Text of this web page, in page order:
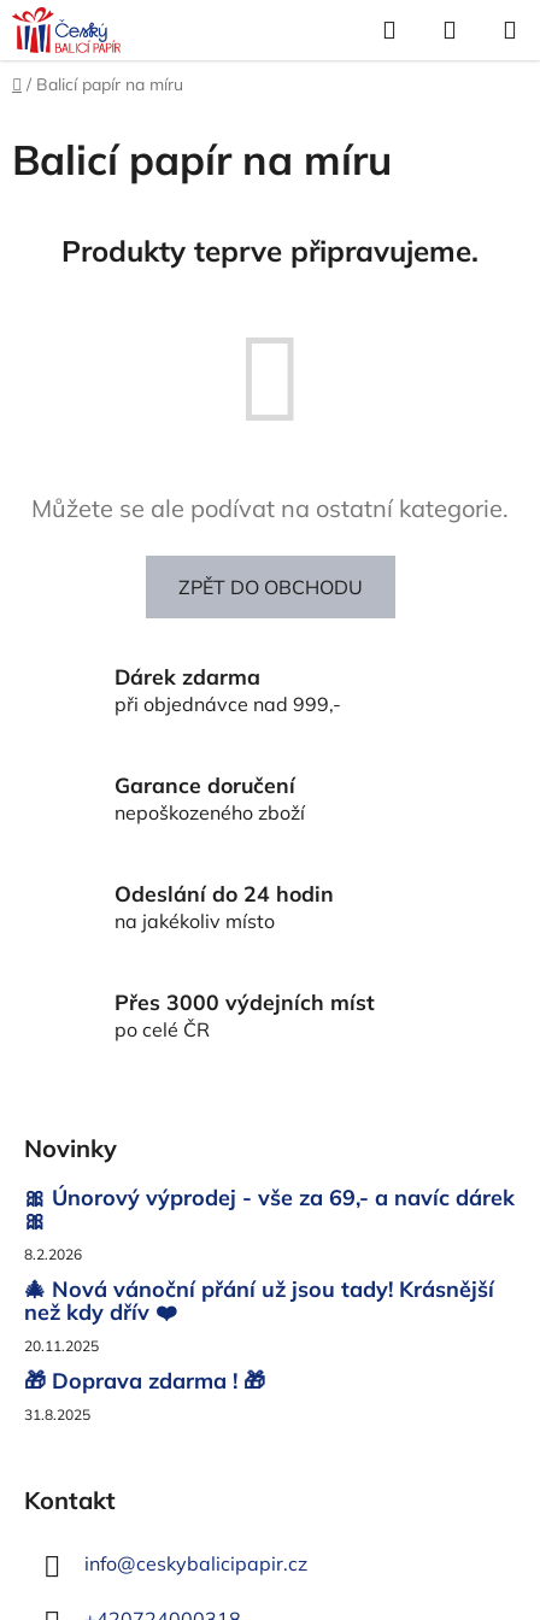
Přejít
na
obsah
Hledat
KOŠÍK
Domů
/ Balicí papír na míru
Balicí papír na míru
Produkty teprve připravujeme.
Můžete se ale podívat na ostatní kategorie.
ZPĚT DO OBCHODU
Dárek zdarma
při objednávce nad 999,-
Garance doručení
nepoškozeného zboží
Odeslání do 24 hodin
na jakékoliv místo
Přes 3000 výdejních míst
po celé ČR
Novinky
🎀 Únorový výprodej - vše za 69,- a navíc dárek
🎀
8.2.2026
🎄 Nová vánoční přání už jsou tady! Krásnější
než kdy dřív ❤️
20.11.2025
🎁 Doprava zdarma ! 🎁
31.8.2025
Kontakt
info@ceskybalicipapir.cz